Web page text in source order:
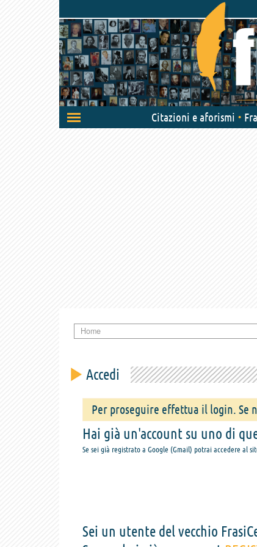
Attiva/disattiva
navigazione
Citazioni e aforismi
Home
Accedi
Per proseguire effettua il login. Se
Hai già un'account su uno di
Se sei già registrato a Google (Gmail) potrai accedere al
Sei un utente del vecchio